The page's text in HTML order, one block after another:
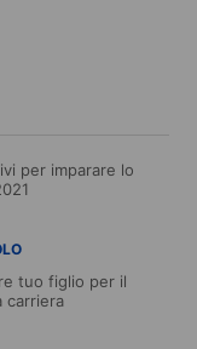
per imparare lo
tuo figlio per il
carriera